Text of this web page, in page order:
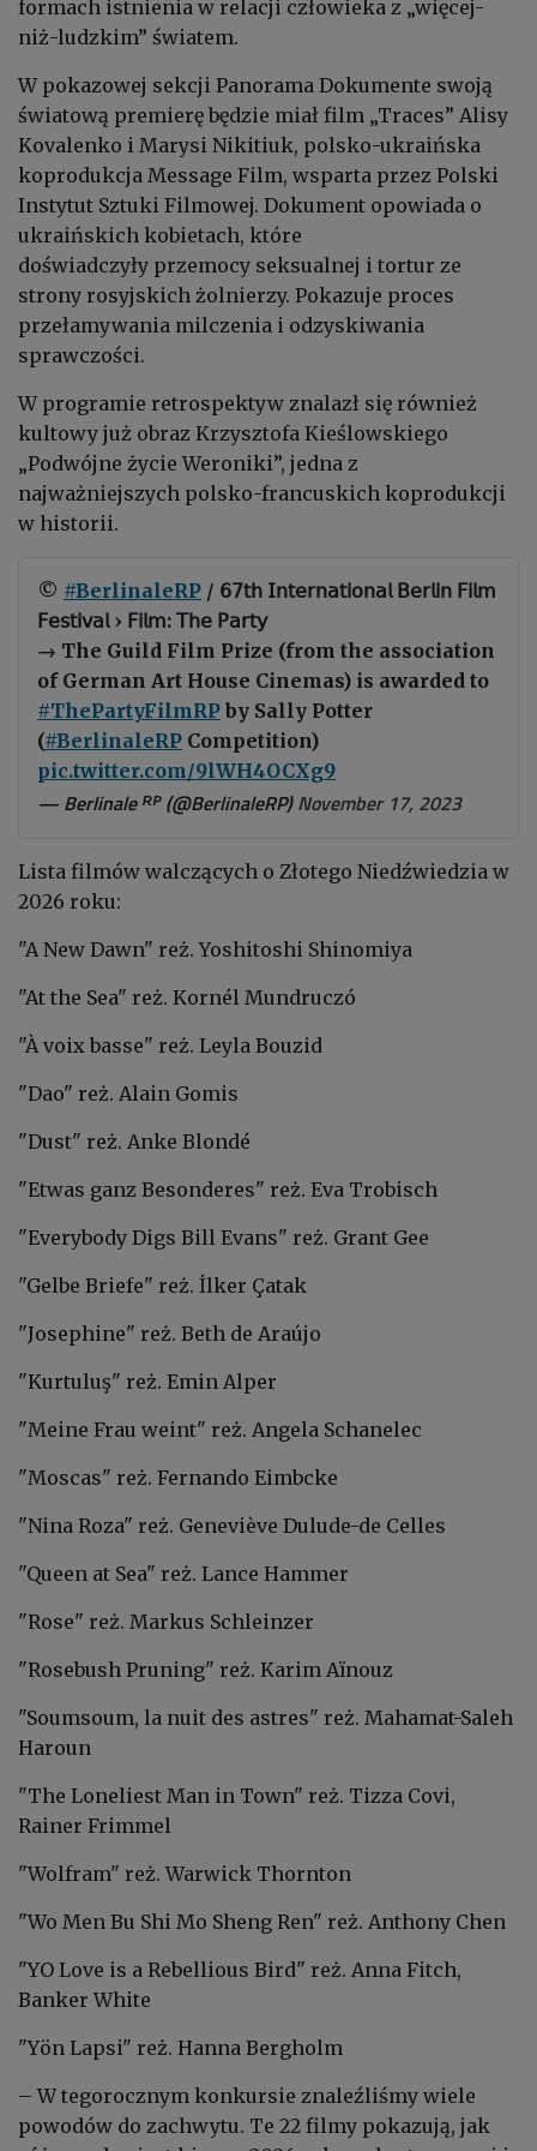
formach istnienia w relacji człowieka z „więcej-
niż-ludzkim” światem.
W pokazowej sekcji Panorama Dokumente swoją
światową premierę będzie miał film „Traces” Alisy
Kovalenko i Marysi Nikitiuk, polsko-ukraińska
koprodukcja Message Film, wsparta przez Polski
Instytut Sztuki Filmowej. Dokument opowiada o
ukraińskich kobietach, które
doświadczyły przemocy seksualnej i tortur ze
strony rosyjskich żolnierzy. Pokazuje proces
przełamywania milczenia i odzyskiwania
sprawczości.
W programie retrospektyw znalazł się również
kultowy już obraz Krzysztofa Kieślowskiego
„Podwójne życie Weroniki”, jedna z
najważniejszych polsko-francuskich koprodukcji
w historii.
© #BerlinaleRP / 𝟨𝟩𝗍𝗁 𝖨𝗇𝗍𝖾𝗋𝗇𝖺𝗍𝗂𝗈𝗇𝖺𝗅 𝖡𝖾𝗋𝗅𝗂𝗇 𝖥𝗂𝗅𝗆
𝖥𝖾𝗌𝗍𝗂𝗏𝖺𝗅 › 𝖥𝗂𝗅𝗆: 𝖳𝗁𝖾 𝖯𝖺𝗋𝗍𝗒
→ The Guild Film Prize (from the association
of German Art House Cinemas) is awarded to
#ThePartyFilmRP by Sally Potter
(#BerlinaleRP Competition)
pic.twitter.com/9lWH4OCXg9
— Berlinale ᴿᴾ (@BerlinaleRP)November 17, 2023
Lista filmów walczących o Złotego Niedźwiedzia w
2026 roku:
"A New Dawn" reż. Yoshitoshi Shinomiya
"At the Sea" reż. Kornél Mundruczó
"À voix basse" reż. Leyla Bouzid
"Dao" reż. Alain Gomis
"Dust" reż. Anke Blondé
"Etwas ganz Besonderes" reż. Eva Trobisch
"Everybody Digs Bill Evans" reż. Grant Gee
"Gelbe Briefe" reż. İlker Çatak
"Josephine" reż. Beth de Araújo
"Kurtuluş" reż. Emin Alper
"Meine Frau weint" reż. Angela Schanelec
"Moscas" reż. Fernando Eimbcke
"Nina Roza" reż. Geneviève Dulude-de Celles
"Queen at Sea" reż. Lance Hammer
"Rose" reż. Markus Schleinzer
"Rosebush Pruning" reż. Karim Aïnouz
"Soumsoum, la nuit des astres" reż. Mahamat-Saleh
Haroun
"The Loneliest Man in Town" reż. Tizza Covi,
Rainer Frimmel
"Wolfram" reż. Warwick Thornton
"Wo Men Bu Shi Mo Sheng Ren" reż. Anthony Chen
"YO Love is a Rebellious Bird" reż. Anna Fitch,
Banker White
"Yön Lapsi" reż. Hanna Bergholm
– W tegorocznym konkursie znaleźliśmy wiele
powodów do zachwytu. Te 22 filmy pokazują, jak